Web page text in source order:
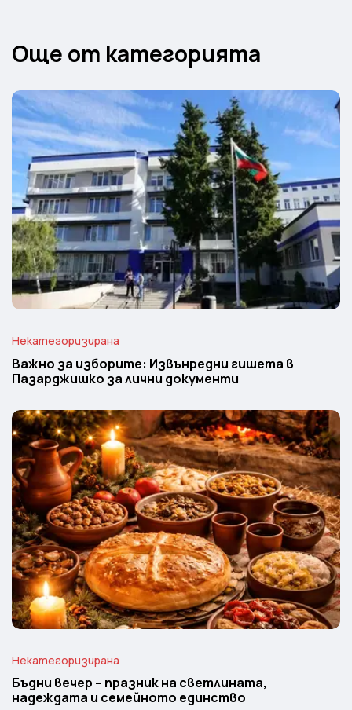
Още от категорията
Некатегоризирана
Важно за изборите: Извънредни гишета в
Пазарджишко за лични документи
Некатегоризирана
Бъдни вечер – празник на светлината,
надеждата и семейното единство